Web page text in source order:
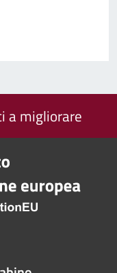
a migliorare